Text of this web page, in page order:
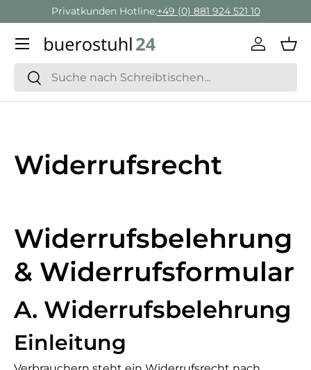
Direkt zum Inhalt
Privatkunden Hotline:+49 (0) 881 924 521 10
Suchen
Suchen
Menü
Widerrufsrecht
Widerrufsbelehrung
& Widerrufsformular
A. Widerrufsbelehrung
Einleitung